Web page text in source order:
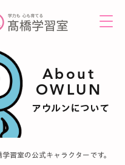
About
OWLUN
アウルンについて
習室の公式キャラクターです。